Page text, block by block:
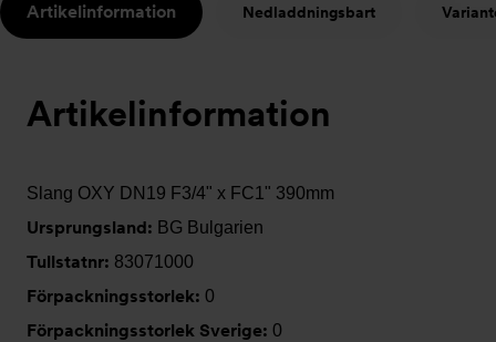
Artikelinformation Nedladdningsbart
Artikelinformation
Slang OXY DN19 F3/4" x FC1" 390mm
Ursprungsland: BG Bulgarien
Tullstatnr: 83071000
Förpackningsstorlek: 0
Förpackningsstorlek Sverige: 0